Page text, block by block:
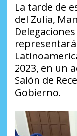
La tarde de
del Zulia,
2023, en un
Salón de
Gobierno.